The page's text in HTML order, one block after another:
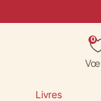
0
Livres